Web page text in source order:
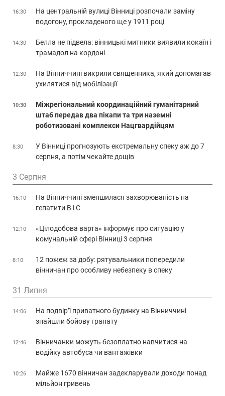
16:30
На центральній вулиці Вінниці розпочали заміну
водогону, прокладеного ще у 1911 році
14:30
Белла не підвела: вінницькі митники виявили кокаїн і
трамадол на кордоні
12:30
На Вінниччині викрили священника, який допомагав
ухилятися від мобілізації
10:30
Міжрегіональний координаційний гуманітарний
штаб передав два пікапи та три наземні
роботизовані комплекси Нацгвардійцям
8:30
У Вінниці прогнозують екстремальну спеку аж до 7
серпня, а потім чекайте дощів
3 Серпня
16:10
На Вінниччині зменшилася захворюваність на
гепатити В і С
12:10
«Цілодобова варта» інформує про ситуацію у
комунальній сфері Вінниці 3 серпня
8:10
12 пожеж за добу: рятувальники попередили
вінничан про особливу небезпеку в спеку
31 Липня
14:06
На подвір’ї приватного будинку на Вінниччині
знайшли бойову гранату
12:46
Вінничанки можуть безоплатно навчитися на
водійку автобуса чи вантажівки
10:26
Майже 1670 вінничан задекларували доходи понад
мільйон гривень